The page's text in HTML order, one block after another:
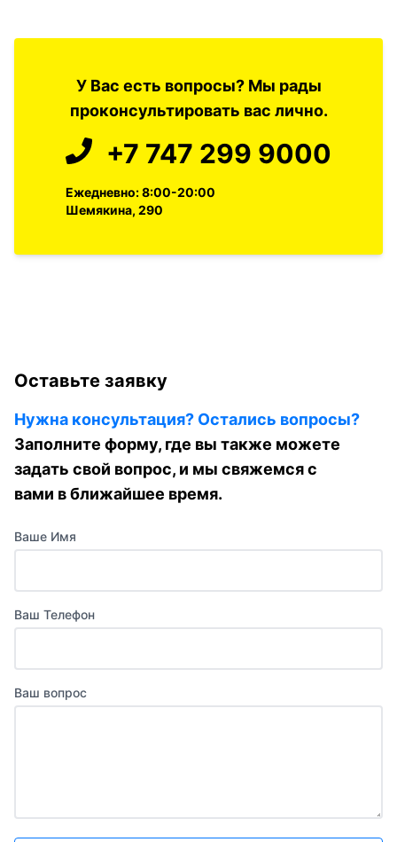
У Вас есть вопросы? Мы рады
проконсультировать вас лично.
+7 747 299 9000
Ежедневно: 8:00-20:00
Шемякина, 290
Оставьте заявку
Нужна консультация? Остались вопросы?
Заполните форму, где вы также можете
задать свой вопрос, и мы свяжемся с
вами в ближайшее время.
Ваше Имя
Ваш Телефон
Ваш вопрос